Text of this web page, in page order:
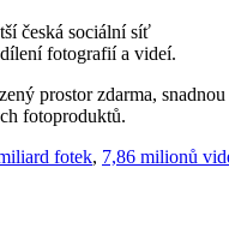
česká sociální síť
fotografií a videí.
prostor zdarma,
fotoproduktů.
fotek, 7,86 milionů